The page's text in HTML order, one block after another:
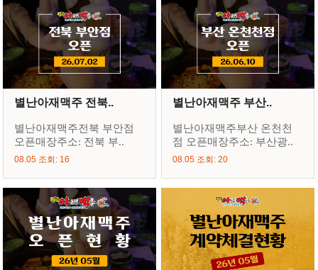
별난아재맥주 전북..
별난아재맥주전북 부안점
오픈매장주소: 전북 부..
08.05 조회: 16
별난아재맥주 부산..
별난아재맥주부산 온천천
점 오픈매장주소: 부산광..
08.05 조회: 20